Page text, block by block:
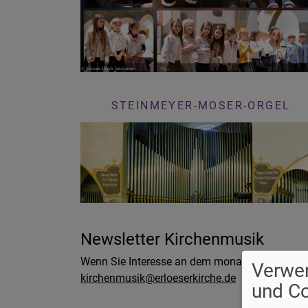
STEINMEYER-MOSER-ORGEL
Newsletter Kirchenmusik
Wenn Sie Interesse an dem monatlichen
kirchenmusik@erloeserkirche.de
und